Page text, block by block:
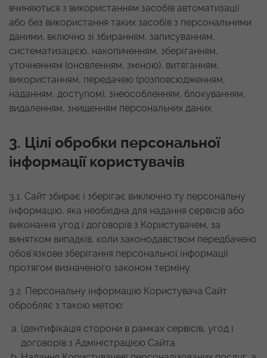
вчиняються з використанням засобів автоматизації
або без використання таких засобів з персональними
даними, включно зі збиранням, записуванням,
систематизацією, накопиченням, зберіганням,
уточненням (оновленням, зміною), витяганням,
використанням, передачею (розповсюдженням,
наданням, доступом), знеособленням, блокуванням,
видаленням, знищенням персональних даних.
3. Цілі обробки персональної
інформації користувачів
3.1. Сайт збирає і зберігає виключно ту персональну
інформацію, яка необхідна для надання сервісів або
виконання угод і договорів з Користувачем, за
винятком випадків, коли законодавством передбачено
обов’язкове зберігання персональної інформації
протягом визначеного законом терміну.
3.2. Персональну інформацію Користувача Сайт
обробляє з такою метою:
Ідентифікація сторони в рамках сервісів, угод і
договорів з Адміністрацією Сайта.